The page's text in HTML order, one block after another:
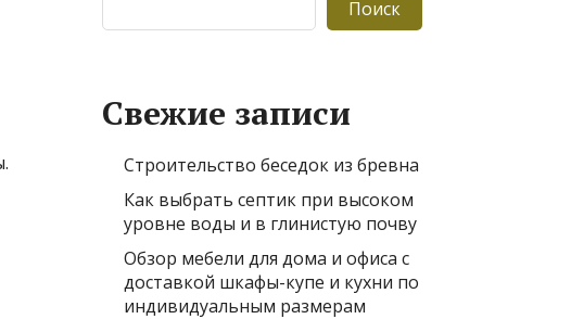
Поиск
Свежие записи
Строительство беседок из бревна
Как выбрать септик при высоком
уровне воды и в глинистую почву
Обзор мебели для дома и офиса с
доставкой шкафы-купе и кухни по
индивидуальным размерам